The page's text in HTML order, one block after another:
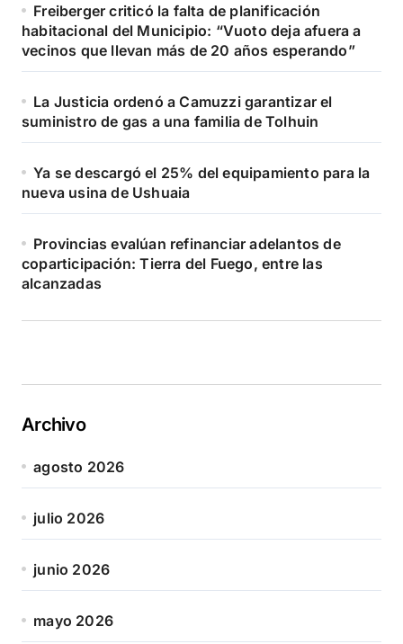
Freiberger criticó la falta de planificación
habitacional del Municipio: “Vuoto deja afuera a
vecinos que llevan más de 20 años esperando”
La Justicia ordenó a Camuzzi garantizar el
suministro de gas a una familia de Tolhuin
Ya se descargó el 25% del equipamiento para la
nueva usina de Ushuaia
Provincias evalúan refinanciar adelantos de
coparticipación: Tierra del Fuego, entre las
alcanzadas
Archivo
agosto 2026
julio 2026
junio 2026
mayo 2026